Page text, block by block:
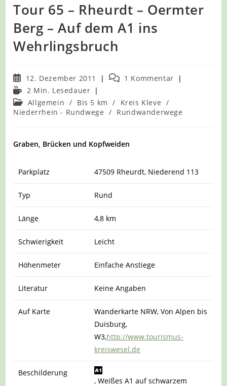
Tour 65 – Rheurdt – Oermter
Berg – Auf dem A1 ins
Wehrlingsbruch
Beitrag
veröffentlicht:
12. Dezember 2011
Beitrags-1 Kommentar
Lesedauer:
2 Min. Lesedauer
Beitrags-
Kategorie:
Allgemein / Bis 5 km / Kreis Kleve /
Niederrhein - Rundwege / Rundwanderwege
Graben, Brücken und Kopfweiden
Parkplatz 47509 Rheurdt, Niederend 113
Typ Rund
Länge 4,8 km
Schwierigkeit Leicht
Höhenmeter Einfache Anstiege
Literatur Keine Angaben
Auf Karte
Wanderkarte NRW, Von Alpen bis
Duisburg,
W3,http://www.tourismus-
kreiswesel.de
Beschilderung
, Weißes A1 auf schwarzem